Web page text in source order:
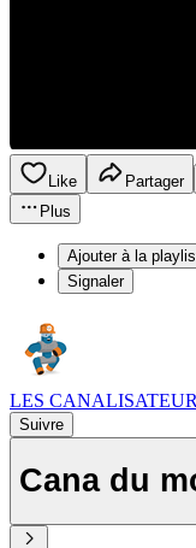
Like Partager
Plus
Ajouter à la
Signaler
LES
Suivre
Cana du